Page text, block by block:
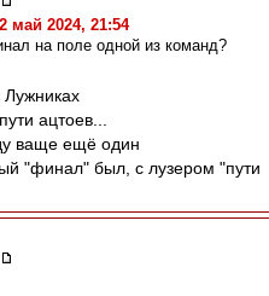
май 2024, 21:54
на поле одной из команд?
ацтоев...
ваще ещё один
"финал" был, с лузером "пути